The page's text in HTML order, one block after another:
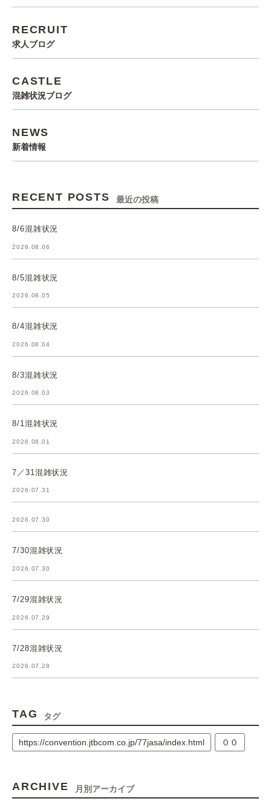
RECRUIT
求人ブログ
CASTLE
混雑状況ブログ
NEWS
新着情報
RECENT POSTS 最近の投稿
8/6混雑状況
2026.08.06
8/5混雑状況
2026.08.05
8/4混雑状況
2026.08.04
8/3混雑状況
2026.08.03
8/1混雑状況
2026.08.01
7／31混雑状況
2026.07.31
2026.07.30
7/30混雑状況
2026.07.30
7/29混雑状況
2026.07.29
7/28混雑状況
2026.07.28
TAG タグ
https://convention.jtbcom.co.jp/77jasa/index.html ００
ARCHIVE 月別アーカイブ